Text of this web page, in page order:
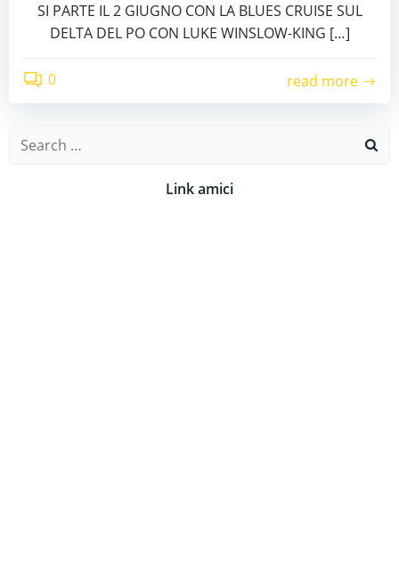
SI PARTE IL 2 GIUGNO CON LA BLUES CRUISE SUL
DELTA DEL PO CON LUKE WINSLOW-KING […]
0 read more
Search
Link amici